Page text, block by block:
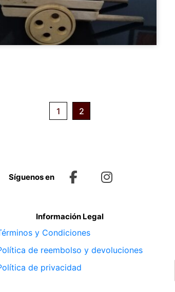
1 2
Síguenos en
Información Legal
y Condiciones
de reembolso y devoluciones
de privacidad